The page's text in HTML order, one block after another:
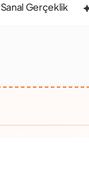
Sanal Gerçeklik